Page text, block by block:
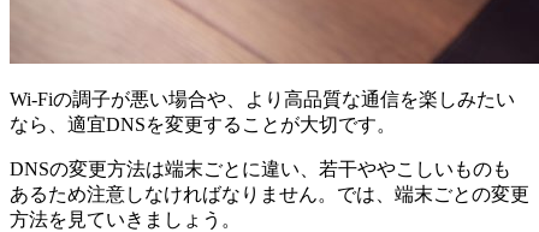
Wi-Fiの調子が悪い場合や、より高品質な通信を楽しみたい
なら、適宜DNSを変更することが大切です。
DNSの変更方法は端末ごとに違い、若干ややこしいものも
あるため注意しなければなりません。では、端末ごとの変更
方法を見ていきましょう。